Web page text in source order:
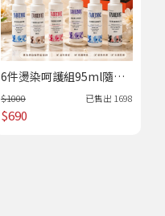
6件燙染呵護組95ml隨身
瓶-法比娜【禮盒】｜花漾
春賞《皇室沙龍》
$1000 已售出 1698
$690